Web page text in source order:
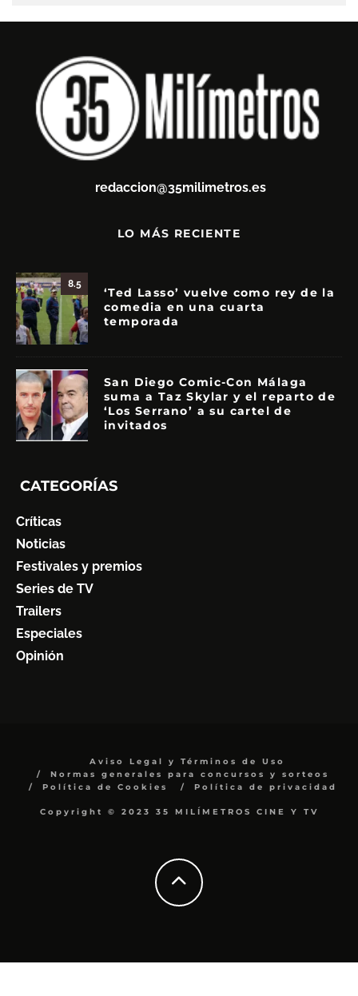
redaccion@35milimetros.es
LO MÁS RECIENTE
8.5
‘Ted Lasso’ vuelve como rey de la
comedia en una cuarta
temporada
San Diego Comic-Con Málaga
suma a Taz Skylar y el reparto de
‘Los Serrano’ a su cartel de
invitados
CATEGORÍAS
Críticas
Noticias
Festivales y premios
Series de TV
Trailers
Especiales
Opinión
Aviso Legal y Términos de Uso
Normas generales para concursos y sorteos
Política de Cookies
Política de privacidad
Copyright © 2023 35 MILÍMETROS CINE Y TV